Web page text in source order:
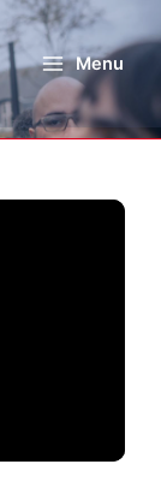
Menu